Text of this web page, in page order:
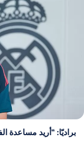
براديّا: “أريد مساعدة